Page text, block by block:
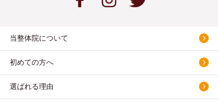
当整体院について
初めての方へ
選ばれる理由